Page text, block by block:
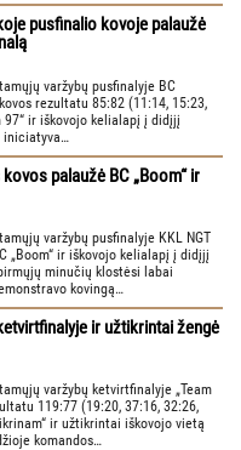
pusfinalio kovoje palaužė
varžybų pusfinalyje BC
rezultatu 85:82 (11:14, 15:23,
97“ ir iškovojo kelialapį į didįjį
iniciatyva…
palaužė BC „Boom“ ir
varžybų pusfinalyje KKL NGT
„Boom“ ir iškovojo kelialapį į didįjį
minučių klostėsi labai
kovingą…
ir užtikrintai žengė
varžybų ketvirtfinalyje „Team
119:77 (19:20, 37:16, 32:26,
ir užtikrintai iškovojo vietą
komandos…